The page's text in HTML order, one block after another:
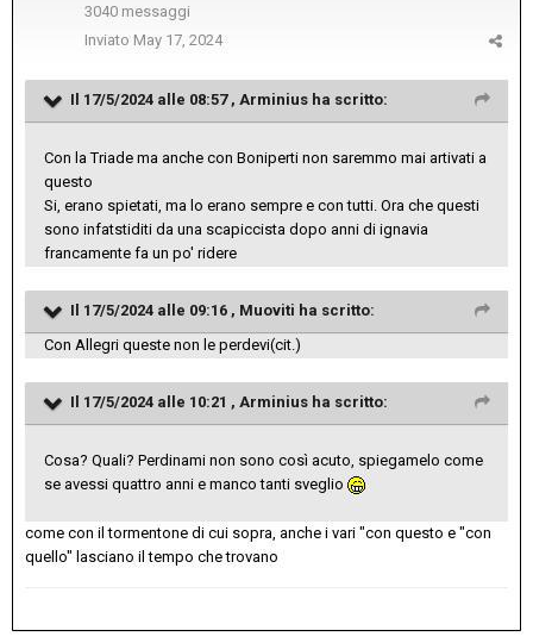
3040 messaggi
Inviato May 17, 2024
Il 17/5/2024 alle 08:57 , Arminius ha scritto:
Con la Triade ma anche con Boniperti non saremmo mai artivati a
questo
Si, erano spietati, ma lo erano sempre e con tutti. Ora che questi
sono infatstiditi da una scapiccista dopo anni di ignavia
francamente fa un po' ridere
Il 17/5/2024 alle 09:16 , Muoviti ha scritto:
Con Allegri queste non le perdevi(cit.)
Il 17/5/2024 alle 10:21 , Arminius ha scritto:
Cosa? Quali? Perdinami non sono così acuto, spiegamelo come
se avessi quattro anni e manco tanti sveglio
come con il tormentone di cui sopra, anche i vari "con questo e "con
quello" lasciano il tempo che trovano